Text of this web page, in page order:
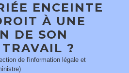
ENCEINTE
À UNE
DE SON
?
de l'information légale et